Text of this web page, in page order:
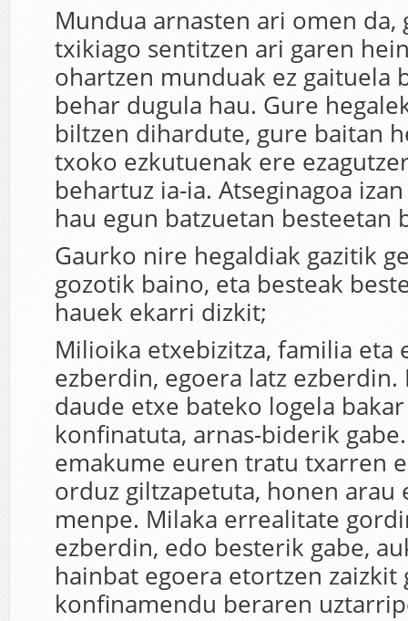
Mundua arnasten ari omen da,
txikiago sentitzen ari garen
ohartzen munduak ez gaituela
behar dugula hau. Gure
biltzen dihardute, gure baitan
txoko ezkutuenak ere
behartuz ia-ia. Atseginagoa
hau egun batzuetan besteetan
Gaurko nire hegaldiak gazitik
gozotik baino, eta besteak
hauek ekarri dizkit;
Milioika etxebizitza, familia eta
ezberdin, egoera latz ezberdin.
daude etxe bateko logela
konfinatuta, arnas-biderik
emakume euren tratu txarren
orduz giltzapetuta, honen arau
menpe. Milaka errealitate
ezberdin, edo besterik gabe,
hainbat egoera etortzen zaizkit
konfinamendu beraren